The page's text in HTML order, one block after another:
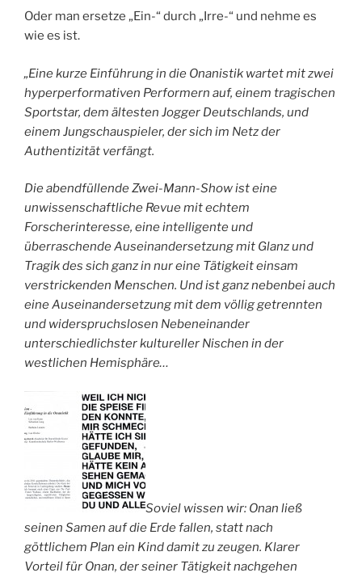
Oder man ersetze „Ein-“ durch „Irre-“ und nehme es
wie es ist.
„Eine kurze Einführung in die Onanistik wartet mit zwei
hyperperformativen Performern auf, einem tragischen
Sportstar, dem ältesten Jogger Deutschlands, und
einem Jungschauspieler, der sich im Netz der
Authentizität verfängt.
Die abendfüllende Zwei-Mann-Show ist eine
unwissenschaftliche Revue mit echtem
Forscherinteresse, eine intelligente und
überraschende Auseinandersetzung mit Glanz und
Tragik des sich ganz in nur eine Tätigkeit einsam
verstrickenden Menschen. Und ist ganz nebenbei auch
eine Auseinandersetzung mit dem völlig getrennten
und widerspruchslosen Nebeneinander
unterschiedlichster kultureller Nischen in der
westlichen Hemisphäre…
Soviel wissen wir: Onan ließ
seinen Samen auf die Erde fallen, statt nach
göttlichem Plan ein Kind damit zu zeugen. Klarer
Vorteil für Onan, der seiner Tätigkeit nachgehen